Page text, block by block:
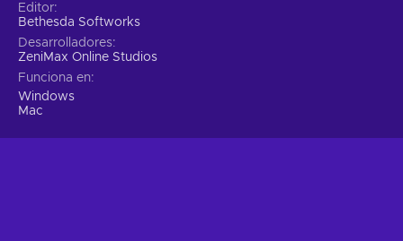
Editor
Bethesda Softworks
Desarrolladores
ZeniMax Online Studios
Funciona en
Windows
Mac